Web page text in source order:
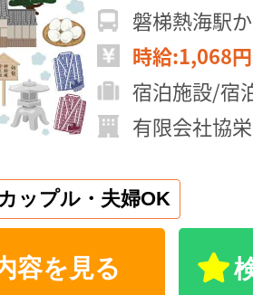
磐梯熱海駅
時給:1,068
宿泊施設/宿
有限会社協
カップル・夫婦OK
容を見る